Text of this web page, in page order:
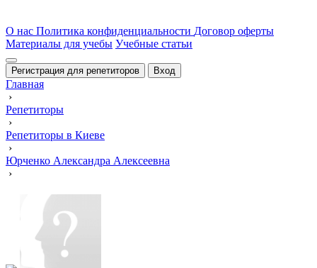
О нас Политика конфиденциальности Договор оферты
Материалы для учебы Учебные статьи
Регистрация для репетиторов Вход
Главная
›
Репетиторы
›
Репетиторы в Киеве
›
Юрченко Александра Алексеевна
›